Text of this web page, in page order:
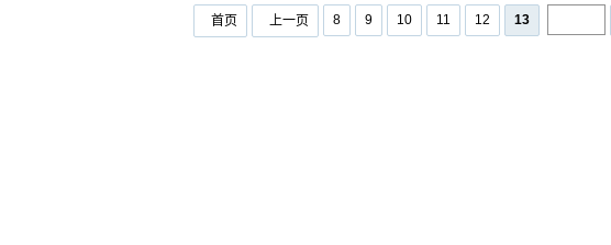
首页 上一页 8 9 10 11 12 13